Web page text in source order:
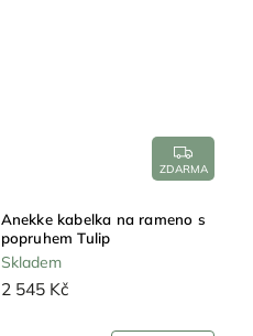
ZDARMA
Anekke kabelka na rameno s
popruhem Tulip
Skladem
2 545 Kč